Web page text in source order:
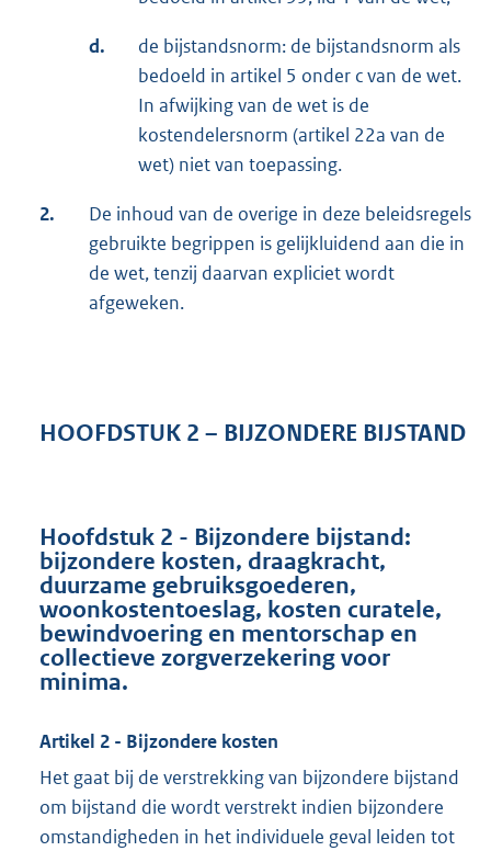
d.
de bijstandsnorm: de bijstandsnorm als
bedoeld in artikel 5 onder c van de wet.
In afwijking van de wet is de
kostendelersnorm (artikel 22a van de
wet) niet van toepassing.
2.
De inhoud van de overige in deze beleidsregels
gebruikte begrippen is gelijkluidend aan die in
de wet, tenzij daarvan expliciet wordt
afgeweken.
HOOFDSTUK 2 – BIJZONDERE BIJSTAND
Hoofdstuk 2 - Bijzondere bijstand:
bijzondere kosten, draagkracht,
duurzame gebruiksgoederen,
woonkostentoeslag, kosten curatele,
bewindvoering en mentorschap en
collectieve zorgverzekering voor
minima.
Artikel 2 - Bijzondere kosten
Het gaat bij de verstrekking van bijzondere bijstand
om bijstand die wordt verstrekt indien bijzondere
omstandigheden in het individuele geval leiden tot